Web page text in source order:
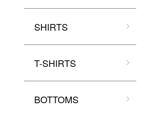
SHIRTS
T-SHIRTS
BOTTOMS